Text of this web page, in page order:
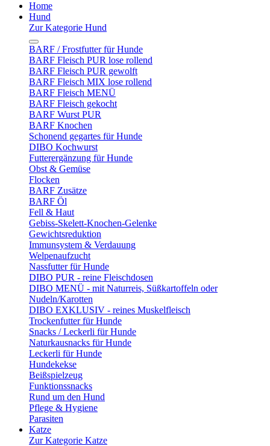
Home
Hund
Zur Kategorie Hund
BARF / Frostfutter für Hunde
BARF Fleisch PUR lose rollend
BARF Fleisch PUR gewolft
BARF Fleisch MIX lose rollend
BARF Fleisch MENÜ
BARF Fleisch gekocht
BARF Wurst PUR
BARF Knochen
Schonend gegartes für Hunde
DIBO Kochwurst
Futterergänzung für Hunde
Obst & Gemüse
Flocken
BARF Zusätze
BARF Öl
Fell & Haut
Gebiss-Skelett-Knochen-Gelenke
Gewichtsreduktion
Immunsystem & Verdauung
Welpenaufzucht
Nassfutter für Hunde
DIBO PUR - reine Fleischdosen
DIBO MENÜ - mit Naturreis, Süßkartoffeln oder
Nudeln/Karotten
DIBO EXKLUSIV - reines Muskelfleisch
Trockenfutter für Hunde
Snacks / Leckerli für Hunde
Naturkausnacks für Hunde
Leckerli für Hunde
Hundekekse
Beißspielzeug
Funktionssnacks
Rund um den Hund
Pflege & Hygiene
Parasiten
Katze
Zur Kategorie Katze